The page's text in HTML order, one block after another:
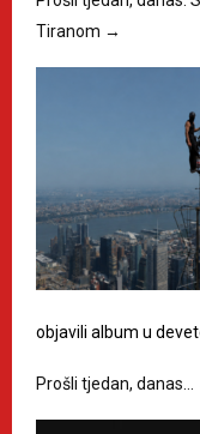
Tiranom →
objavili album u
Prošli tjedan, danas…